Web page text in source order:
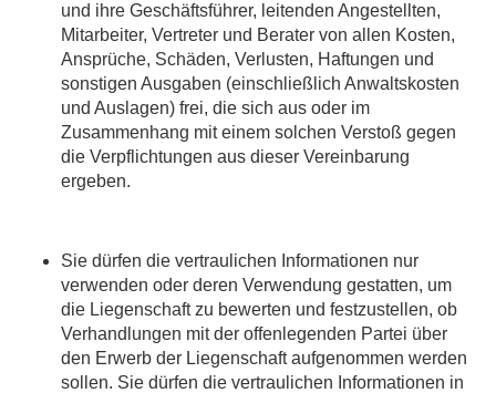
und ihre Geschäftsführer, leitenden Angestellten,
Mitarbeiter, Vertreter und Berater von allen Kosten,
Ansprüche, Schäden, Verlusten, Haftungen und
sonstigen Ausgaben (einschließlich Anwaltskosten
und Auslagen) frei, die sich aus oder im
Zusammenhang mit einem solchen Verstoß gegen
die Verpflichtungen aus dieser Vereinbarung
ergeben.
Sie dürfen die vertraulichen Informationen nur
verwenden oder deren Verwendung gestatten, um
die Liegenschaft zu bewerten und festzustellen, ob
Verhandlungen mit der offenlegenden Partei über
den Erwerb der Liegenschaft aufgenommen werden
sollen. Sie dürfen die vertraulichen Informationen in